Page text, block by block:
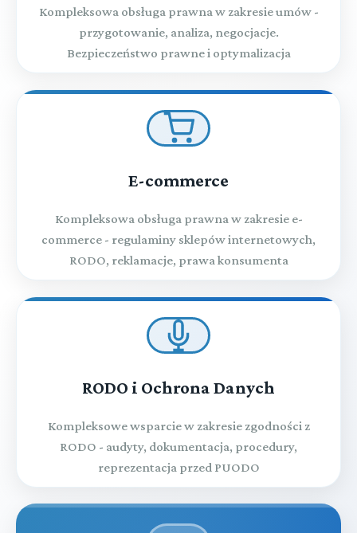
Kompleksowa obsługa prawna w zakresie umów -
przygotowanie, analiza, negocjacje.
Bezpieczeństwo prawne i optymalizacja
E-commerce
Kompleksowa obsługa prawna w zakresie e-
commerce - regulaminy sklepów internetowych,
RODO, reklamacje, prawa konsumenta
RODO i Ochrona Danych
Kompleksowe wsparcie w zakresie zgodności z
RODO - audyty, dokumentacja, procedury,
reprezentacja przed PUODO